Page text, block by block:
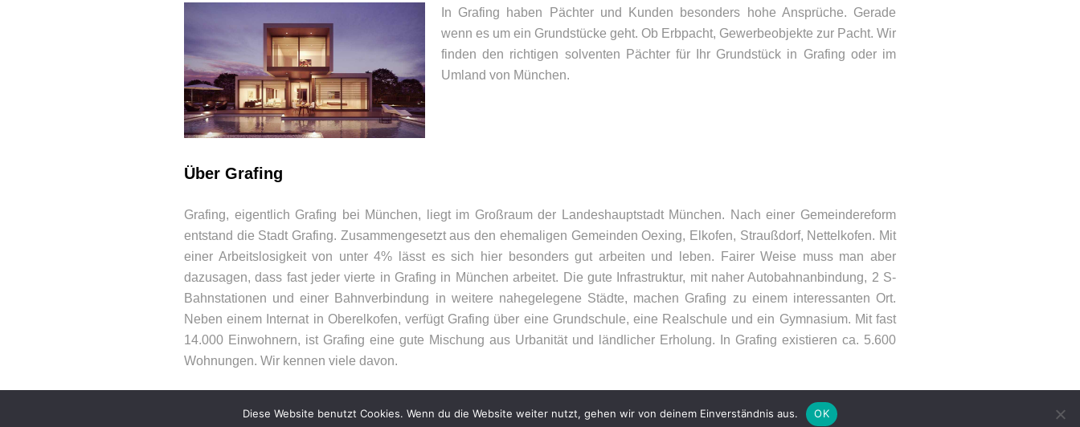
In Grafing haben Pächter und Kunden besonders hohe Ansprüche. Gerade
wenn es um ein Grundstücke geht. Ob Erbpacht, Gewerbeobjekte zur Pacht. Wir
finden den richtigen solventen Pächter für Ihr Grundstück in Grafing oder im
Umland von München.
Über Grafing
Grafing, eigentlich Grafing bei München, liegt im Großraum der Landeshauptstadt München. Nach einer Gemeindereform
entstand die Stadt Grafing. Zusammengesetzt aus den ehemaligen Gemeinden Oexing, Elkofen, Straußdorf, Nettelkofen. Mit
einer Arbeitslosigkeit von unter 4% lässt es sich hier besonders gut arbeiten und leben. Fairer Weise muss man aber
dazusagen, dass fast jeder vierte in Grafing in München arbeitet. Die gute Infrastruktur, mit naher Autobahnanbindung, 2 S-
Bahnstationen und einer Bahnverbindung in weitere nahegelegene Städte, machen Grafing zu einem interessanten Ort.
Neben einem Internat in Oberelkofen, verfügt Grafing über eine Grundschule, eine Realschule und ein Gymnasium. Mit fast
14.000 Einwohnern, ist Grafing eine gute Mischung aus Urbanität und ländlicher Erholung. In Grafing existieren ca. 5.600
Wohnungen. Wir kennen viele davon.
Appler + Wöhry Immobilien
Bahnhofstr. 4
85560
Ebersberg
Telefon: 08092 – 21066
E-Mail:info@woehry.immo
© 2026 – Appler + Wöhry Immobilien –Datenschutzerklärung– Impressum–Sitemap
Diese Website benutzt Cookies. Wenn du die Website weiter nutzt, gehen wir von deinem Einverständnis aus. OK